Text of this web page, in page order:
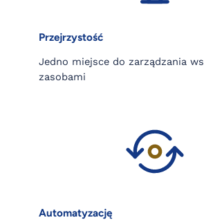
Przejrzystość
Jedno miejsce do zarządzania
zasobami
Automatyzację